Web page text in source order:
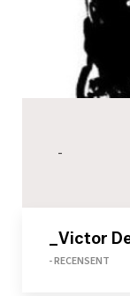
-
_Victor
- RECENSENT